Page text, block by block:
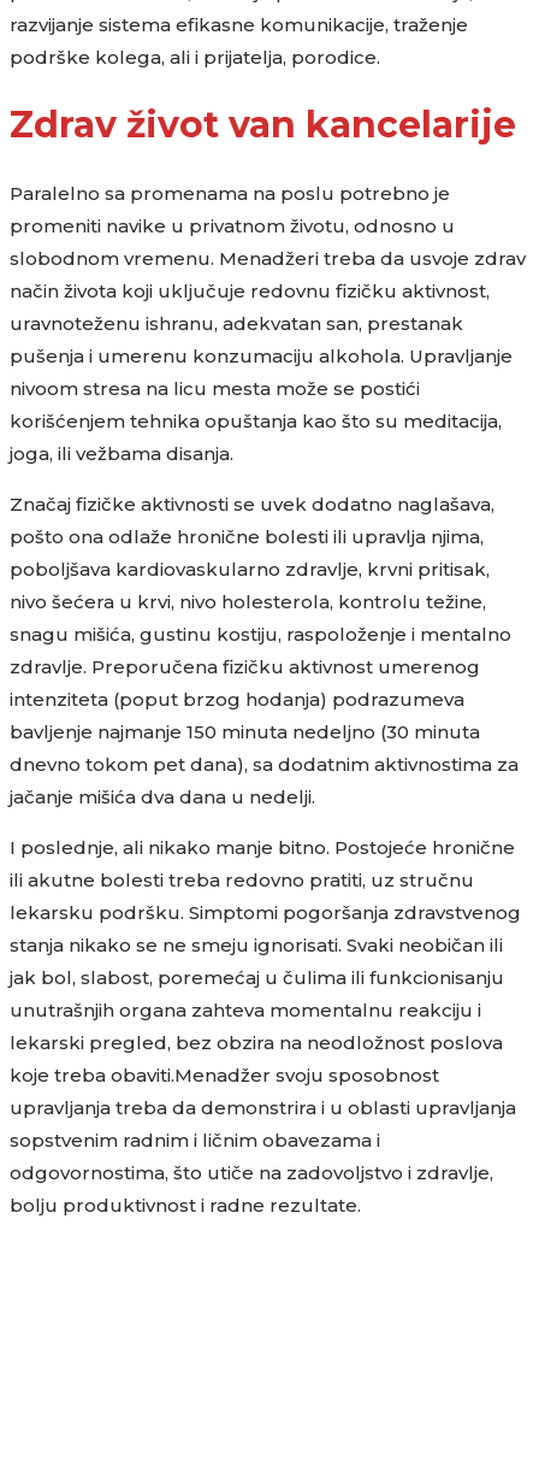
razvijanje sistema efikasne komunikacije, traženje
podrške kolega, ali i prijatelja, porodice.
Zdrav život van kancelarije
Paralelno sa promenama na poslu potrebno je
promeniti navike u privatnom životu, odnosno u
slobodnom vremenu. Menadžeri treba da usvoje zdrav
način života koji uključuje redovnu fizičku aktivnost,
uravnoteženu ishranu, adekvatan san, prestanak
pušenja i umerenu konzumaciju alkohola. Upravljanje
nivoom stresa na licu mesta može se postići
korišćenjem tehnika opuštanja kao što su meditacija,
joga, ili vežbama disanja.
Značaj fizičke aktivnosti se uvek dodatno naglašava,
pošto ona odlaže hronične bolesti ili upravlja njima,
poboljšava kardiovaskularno zdravlje, krvni pritisak,
nivo šećera u krvi, nivo holesterola, kontrolu težine,
snagu mišića, gustinu kostiju, raspoloženje i mentalno
zdravlje. Preporučena fizičku aktivnost umerenog
intenziteta (poput brzog hodanja) podrazumeva
bavljenje najmanje 150 minuta nedeljno (30 minuta
dnevno tokom pet dana), sa dodatnim aktivnostima za
jačanje mišića dva dana u nedelji.
I poslednje, ali nikako manje bitno. Postojeće hronične
ili akutne bolesti treba redovno pratiti, uz stručnu
lekarsku podršku. Simptomi pogoršanja zdravstvenog
stanja nikako se ne smeju ignorisati. Svaki neobičan ili
jak bol, slabost, poremećaj u čulima ili funkcionisanju
unutrašnjih organa zahteva momentalnu reakciju i
lekarski pregled, bez obzira na neodložnost poslova
koje treba obaviti.Menadžer svoju sposobnost
upravljanja treba da demonstrira i u oblasti upravljanja
sopstvenim radnim i ličnim obavezama i
odgovornostima, što utiče na zadovoljstvo i zdravlje,
bolju produktivnost i radne rezultate.